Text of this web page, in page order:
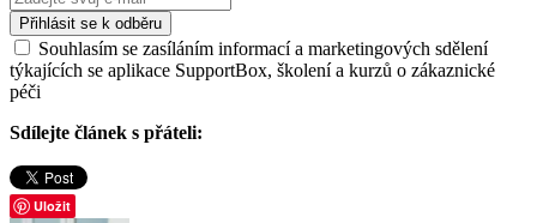
Souhlasím se zasíláním informací a marketingových sdělení
týkajících se aplikace SupportBox, školení a kurzů o zákaznické
péči
Sdílejte článek s přáteli:
Uložit